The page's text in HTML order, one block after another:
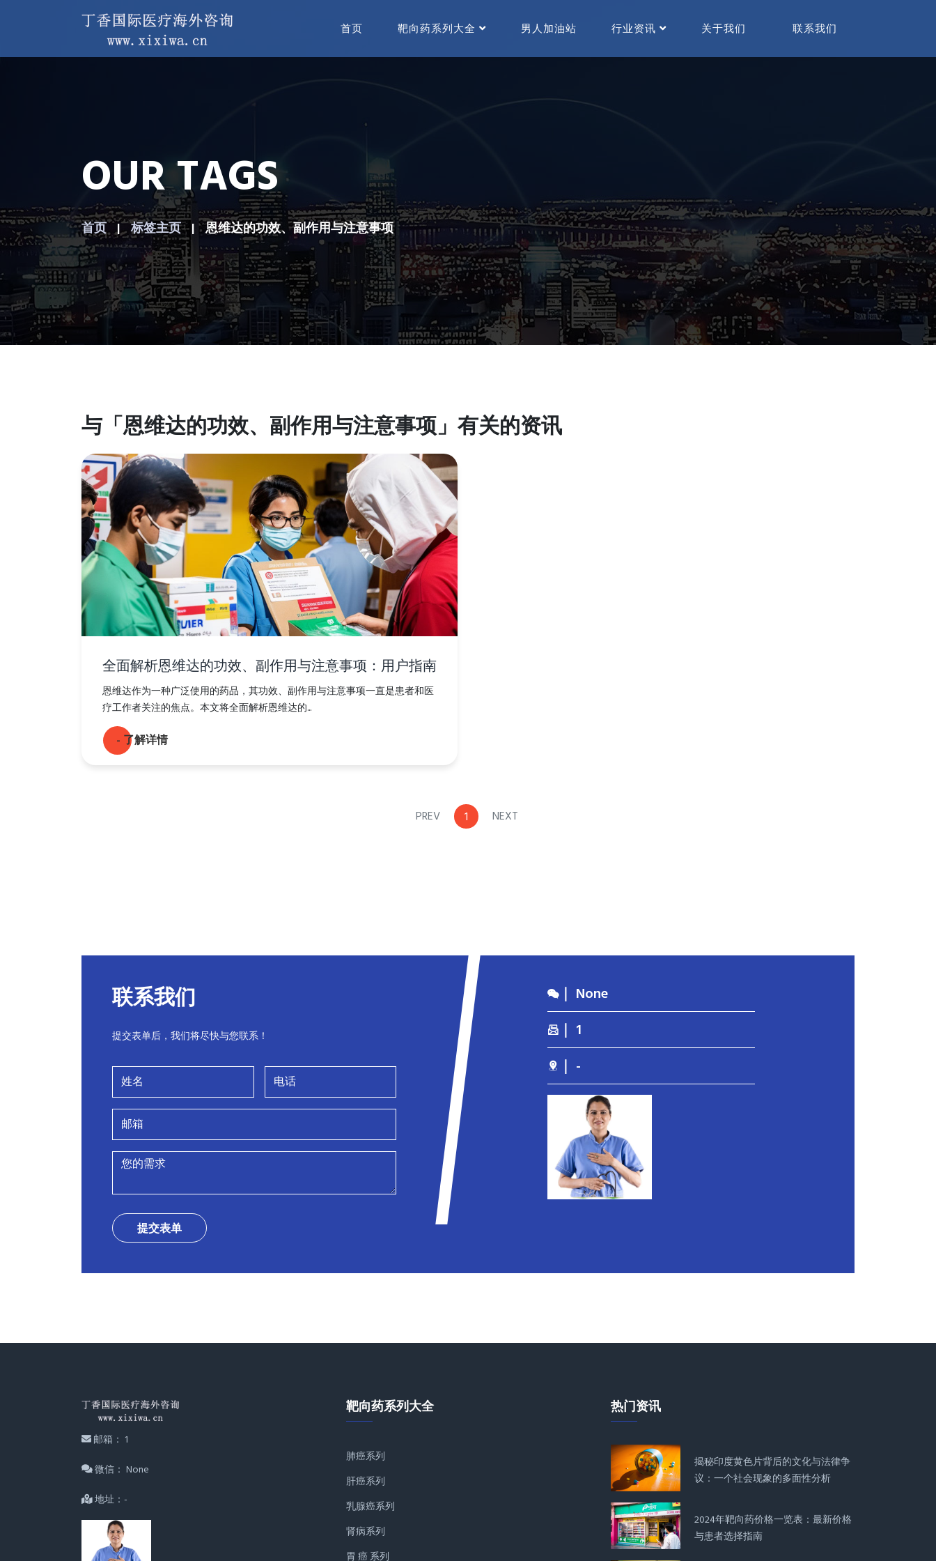
首页 靶向药系列大全 男人加油站 行业资讯 关于我们 联系我们
OUR TAGS
首页 标签主页 恩维达的功效、副作用与注意事项
与「恩维达的功效、副作用与注意事项」有关的资讯
全面解析恩维达的功效、副作用与注意事项：用户指南
恩维达作为一种广泛使用的药品，其功效、副作用与注意事项一直是患者和医
疗工作者关注的焦点。本文将全面解析恩维达的...
- 了解详情
PREV 1 NEXT
联系我们
提交表单后，我们将尽快与您联系！
提交表单
｜ None
｜ 1
｜ -
邮箱： 1
微信： None
地址：-
靶向药系列大全
肺癌系列
肝癌系列
乳腺癌系列
肾病系列
胃 癌 系列
热门资讯
揭秘印度黄色片背后的文化与法律争
议：一个社会现象的多面性分析
2024年靶向药价格一览表：最新价格
与患者选择指南